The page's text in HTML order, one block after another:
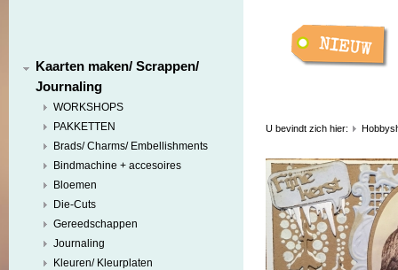
Kaarten maken/ Scrappen/
Journaling
WORKSHOPS
PAKKETTEN
Brads/ Charms/ Embellishments
Bindmachine + accesoires
Bloemen
Die-Cuts
Gereedschappen
Journaling
Kleuren/ Kleurplaten
U bevindt zich hier: